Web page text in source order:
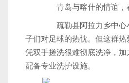
青岛与喀什的情谊，
疏勒县阿拉力乡中心小
子们对足球的热忱。但这群
凭双手搓洗很难彻底洗净，
配备专业洗护设施。